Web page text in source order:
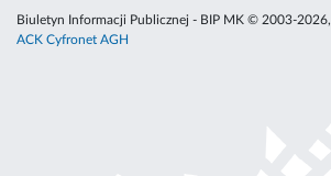
Biuletyn Informacji Publicznej - BIP MK © 2003-2026,
ACK Cyfronet AGH